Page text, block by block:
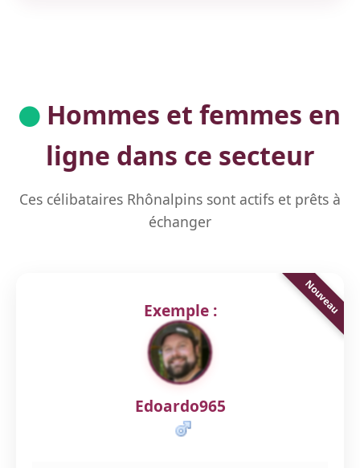
Hommes et femmes en
ligne dans ce secteur
Ces célibataires Rhônalpins sont actifs et prêts à
échanger
Exemple :
Edoardo965